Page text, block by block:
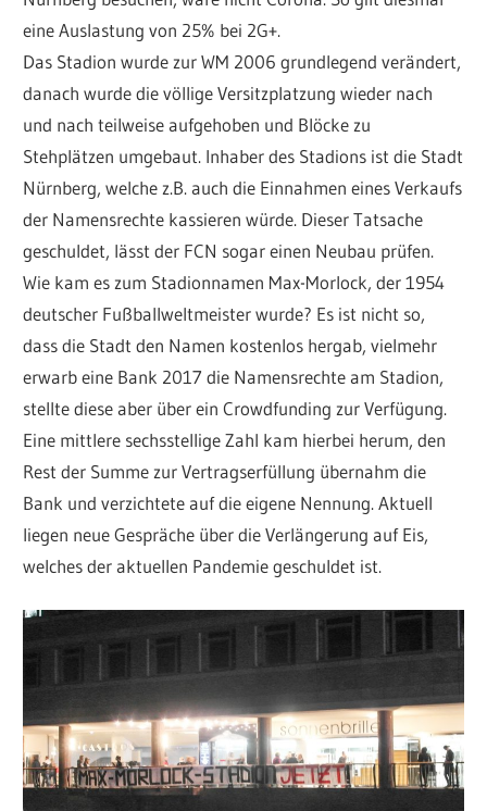
eine Auslastung von 25% bei 2G+.
Das Stadion wurde zur WM 2006 grundlegend verändert,
danach wurde die völlige Versitzplatzung wieder nach
und nach teilweise aufgehoben und Blöcke zu
Stehplätzen umgebaut. Inhaber des Stadions ist die Stadt
Nürnberg, welche z.B. auch die Einnahmen eines Verkaufs
der Namensrechte kassieren würde. Dieser Tatsache
geschuldet, lässt der FCN sogar einen Neubau prüfen.
Wie kam es zum Stadionnamen Max-Morlock, der 1954
deutscher Fußballweltmeister wurde? Es ist nicht so,
dass die Stadt den Namen kostenlos hergab, vielmehr
erwarb eine Bank 2017 die Namensrechte am Stadion,
stellte diese aber über ein Crowdfunding zur Verfügung.
Eine mittlere sechsstellige Zahl kam hierbei herum, den
Rest der Summe zur Vertragserfüllung übernahm die
Bank und verzichtete auf die eigene Nennung. Aktuell
liegen neue Gespräche über die Verlängerung auf Eis,
welches der aktuellen Pandemie geschuldet ist.